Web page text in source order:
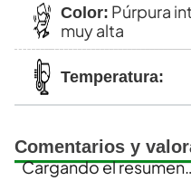
Color: Púrpura
muy alta
Temperatura:
Comentarios y
Cargando el